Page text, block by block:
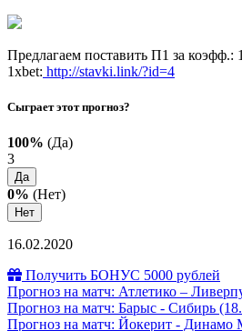
Предлагаем поставить П1 за коэфф.:
1xbet: http://stavki.link/?id=4
Сыграет этот прогноз?
100% (Да)
3
Да
0% (Нет)
Нет
16.02.2020
Получить БОНУС 5000 рублей
Прогноз на матч: Атлетико –
Прогноз на матч: Барыс - Сибирь
Прогноз на матч: Йокерит - Динамо